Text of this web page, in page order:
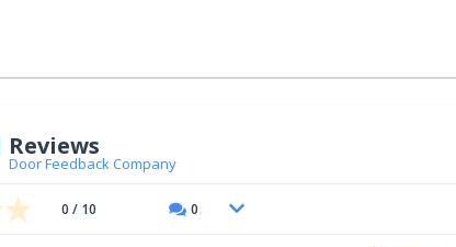
Reviews
Door Feedback Company
0 / 10 0